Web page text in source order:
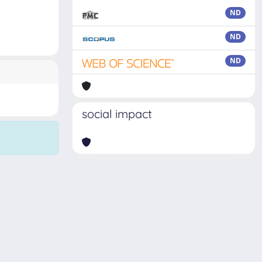
ND
ND
ND
social impact